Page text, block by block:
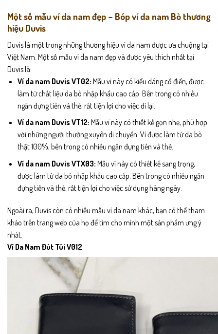
Một số mẫu ví da nam đẹp – Bóp ví da nam Bò thương
hiệu Duvis
Duvis là một trong những thương hiệu ví da nam được ưa chuộng tại
Việt Nam. Một số mẫu ví da nam đẹp và được yêu thích nhất tại
Duvis là:
Ví da nam Duvis VT02: Mẫu ví này có kiểu dáng cổ điển, được
làm từ chất liệu da bò nhập khẩu cao cấp. Bên trong có nhiều
ngăn đựng tiền và thẻ, rất tiện lợi cho việc đi lại.
Ví da nam Duvis VT12: Mẫu ví này có thiết kế gọn nhẹ, phù hợp
với những người thường xuyên di chuyển. Ví được làm từ da bò
thật 100%, bên trong có nhiều ngăn đựng tiền và thẻ.
Ví da nam Duvis VTX03: Mẫu ví này có thiết kế sang trọng,
được làm từ da bò nhập khẩu cao cấp. Bên trong có nhiều ngăn
đựng tiền và thẻ, rất tiện lợi cho việc sử dụng hàng ngày.
Ngoài ra, Duvis còn có nhiều mẫu ví da nam khác, bạn có thể tham
khảo trên trang web của họ để tìm cho mình một sản phẩm ưng ý
nhất.
Ví Da Nam Đút Túi V012